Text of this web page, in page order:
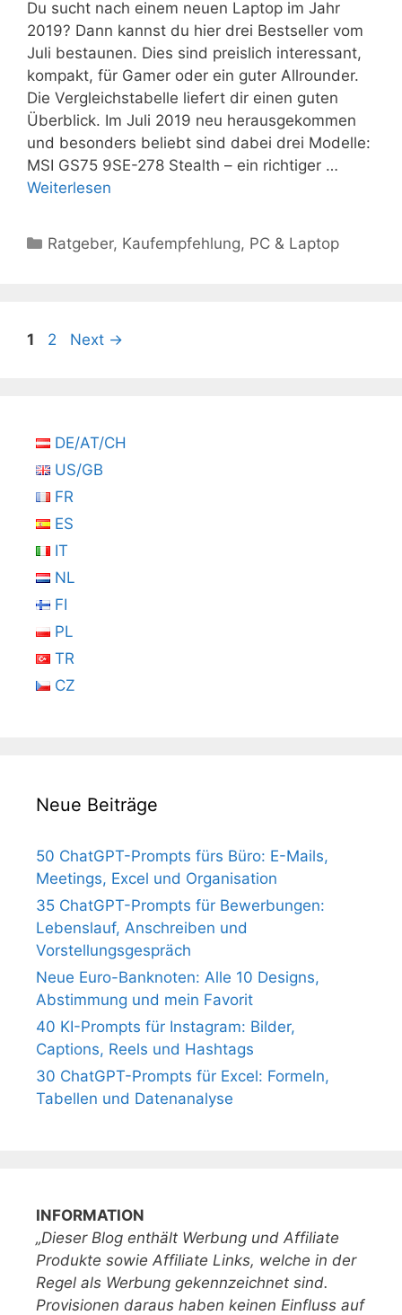
Du sucht nach einem neuen Laptop im Jahr
2019? Dann kannst du hier drei Bestseller vom
Juli bestaunen. Dies sind preislich interessant,
kompakt, für Gamer oder ein guter Allrounder.
Die Vergleichstabelle liefert dir einen guten
Überblick. Im Juli 2019 neu herausgekommen
und besonders beliebt sind dabei drei Modelle:
MSI GS75 9SE-278 Stealth – ein richtiger …
Weiterlesen
Kategorien
Ratgeber, Kaufempfehlung, PC & Laptop
Seite
1 Seite
2 Next →
DE/AT/CH
US/GB
FR
ES
IT
NL
FI
PL
TR
CZ
Neue Beiträge
50 ChatGPT-Prompts fürs Büro: E-Mails,
Meetings, Excel und Organisation
35 ChatGPT-Prompts für Bewerbungen:
Lebenslauf, Anschreiben und
Vorstellungsgespräch
Neue Euro-Banknoten: Alle 10 Designs,
Abstimmung und mein Favorit
40 KI-Prompts für Instagram: Bilder,
Captions, Reels und Hashtags
30 ChatGPT-Prompts für Excel: Formeln,
Tabellen und Datenanalyse
INFORMATION
„Dieser Blog enthält Werbung und Affiliate
Produkte sowie Affiliate Links, welche in der
Regel als Werbung gekennzeichnet sind.
Provisionen daraus haben keinen Einfluss auf